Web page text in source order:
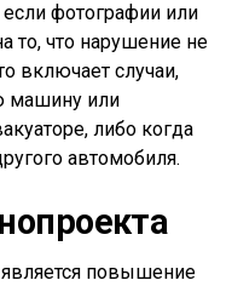
фотографии или
то, что нарушение не
включает случаи,
машину или
либо когда
автомобиля.
повышение